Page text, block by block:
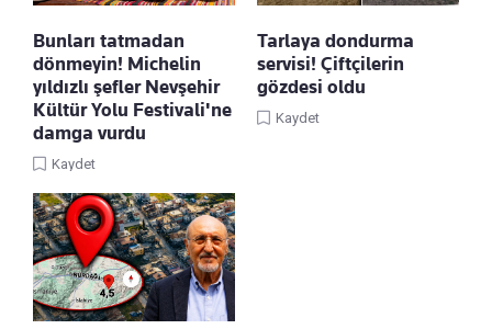
Bunları tatmadan
dönmeyin! Michelin
yıldızlı şefler Nevşehir
Kültür Yolu Festivali'ne
damga vurdu
Kaydet
Tarlaya dondurma
servisi! Çiftçilerin
gözdesi oldu
Kaydet